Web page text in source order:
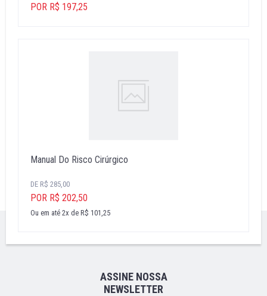
POR R$ 197,25
Manual Do Risco Cirúrgico
DE R$ 285,00
POR R$ 202,50
Ou em até 2x de R$ 101,25
ASSINE NOSSA
NEWSLETTER